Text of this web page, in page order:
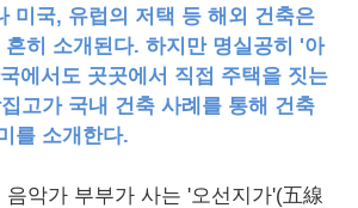
미국, 유럽의 저택 등 해외 건축은
히 소개된다. 하지만 명실공히 '아
에서도 곳곳에서 직접 주택을 짓는
고가 국내 건축 사례를 통해 건축
를 소개한다.
악가 부부가 사는 '오선지가'(五線